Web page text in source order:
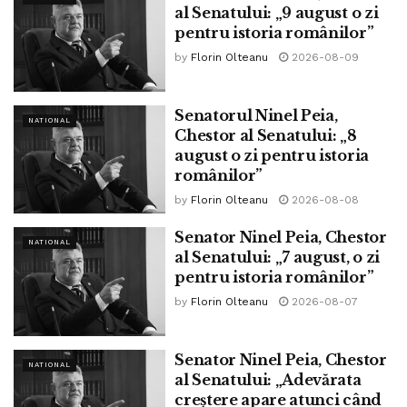
Născut în anul 1973, David Grimal a absolvit
Conservatorul din Paris și cariera sa din ultimii douăzeci
de ani este plină de concerte susținute ca solist alături de
cele mai importante orchestre ale lumii, ca Orchestre de
Paris, Orchestre Philharmonique de Radio France, Berliner
Symphoniker, English Chamber Orchestra, Mozarteum
Orchester Salzburg etc.
al Senatului: „9 august o zi
pentru istoria românilor”
by Florin Olteanu 2026-08-09
NATIONAL
Senatorul Ninel Peia,
Chestor al Senatului: „8
august o zi pentru istoria
românilor”
by Florin Olteanu 2026-08-08
NATIONAL
Senator Ninel Peia, Chestor
al Senatului: „7 august, o zi
pentru istoria românilor”
by Florin Olteanu 2026-08-07
NATIONAL
Senator Ninel Peia, Chestor
al Senatului: „Adevărata
creștere apare atunci când